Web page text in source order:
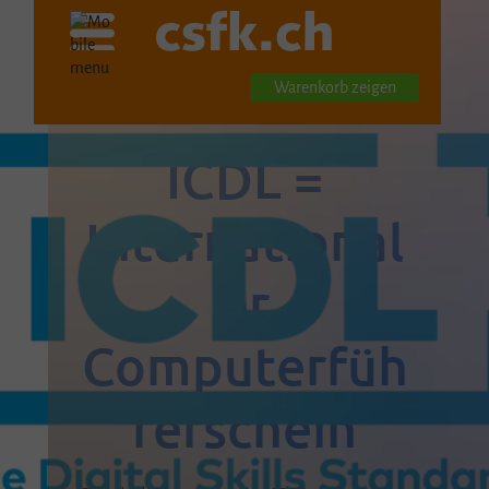
Warenkorb zeigen
ICDL =
International
er
Computerfüh
rerschein